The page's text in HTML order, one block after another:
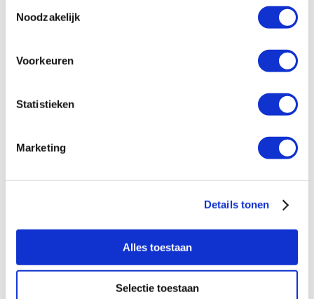
Noodzakelijk
Voorkeuren
Statistieken
Marketing
Details tonen
Alles toestaan
Selectie toestaan
wetenover deze radiatoren lees je hier.
Tags
Assortiment
Remeha introduceert de Aqua Blue warmwaterbereiders en
Rothenberger Spiral starterset
Luxe douchen en tijd besparen met het GROHE Rapido